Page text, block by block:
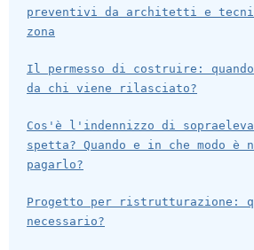
preventivi da architetti e
zona
Il permesso di costruire:
da chi viene rilasciato?
Cos'è l'indennizzo di
spetta? Quando e in che modo è
pagarlo?
Progetto per ristrutturazione:
necessario?